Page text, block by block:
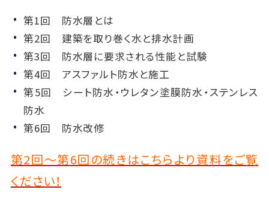
第1回 防水層とは
第2回 建築を取り巻く水と排水計画
第3回 防水層に要求される性能と試験
第4回 アスファルト防水と施工
第5回 シート防水・ウレタン塗膜防水・ステンレス
防水
第6回 防水改修
第2回～第6回の続きはこちらより資料をご覧
ください！